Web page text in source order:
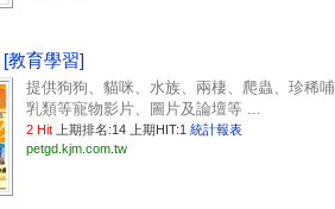
[教育學習]
提供狗狗、貓咪、水族、兩棲、爬蟲、珍稀哺
乳類等寵物影片、圖片及論壇等 ...
2 Hit 上期排名:14 上期HIT:1 統計報表
petgd.kjm.com.tw